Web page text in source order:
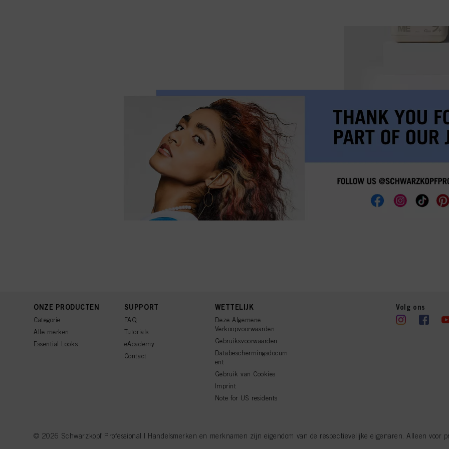
ONZE PRODUCTEN
Categorie
Alle merken
Essential Looks
SUPPORT
FAQ
Tutorials
eAcademy
Contact
WETTELIJK
Deze Algemene
Verkoopvoorwaarden
Gebruiksvoorwaarden
Databeschermingsdocum
ent
Gebruik van Cookies
Imprint
Note for US residents
Volg ons
© 2026 Schwarzkopf Professional | Handelsmerken en merknamen zijn eigendom van de respectievelijke eigenaren. Alleen voor
van cookies en met de verwerking van uw persoonsgegevens voor alle hierboven vermelde doeleinden. Als u op